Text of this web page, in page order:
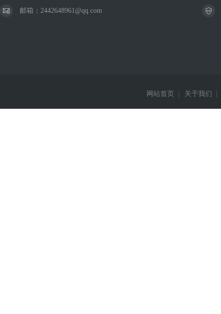
邮箱：2442648961@qq.com
网站首页 关于我们